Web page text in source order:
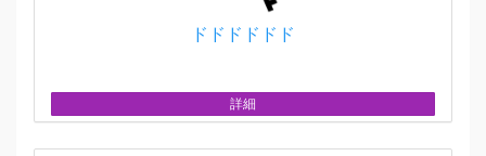
ドドドドドド
詳細